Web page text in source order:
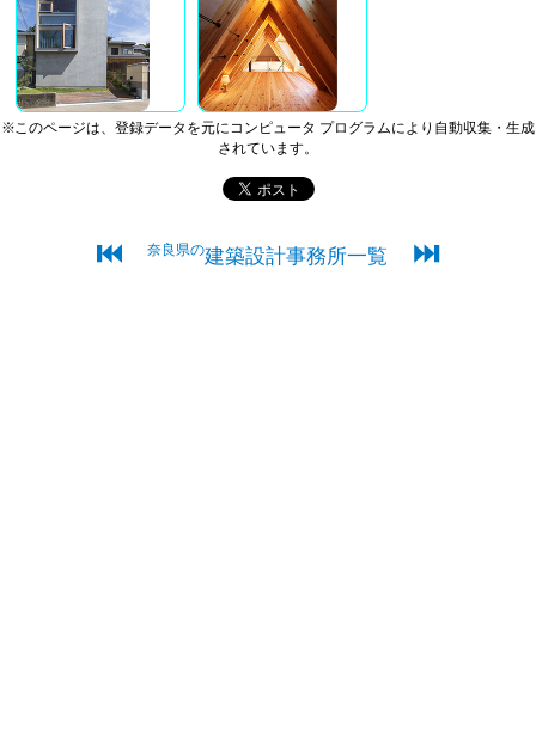
※このページは、登録データを元にコンピュータ プログラムにより自動収集・生成
されています。
⏮ 奈良県の建築設計事務所一覧 ⏭